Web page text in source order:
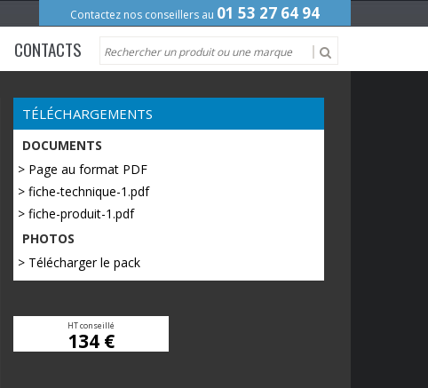
Contactez nos conseillers au 01 53 27 64 94
CONTACTS
TÉLÉCHARGEMENTS
DOCUMENTS
> Page au format PDF
> fiche-technique-1.pdf
> fiche-produit-1.pdf
PHOTOS
> Télécharger le pack
HT conseillé
134 €